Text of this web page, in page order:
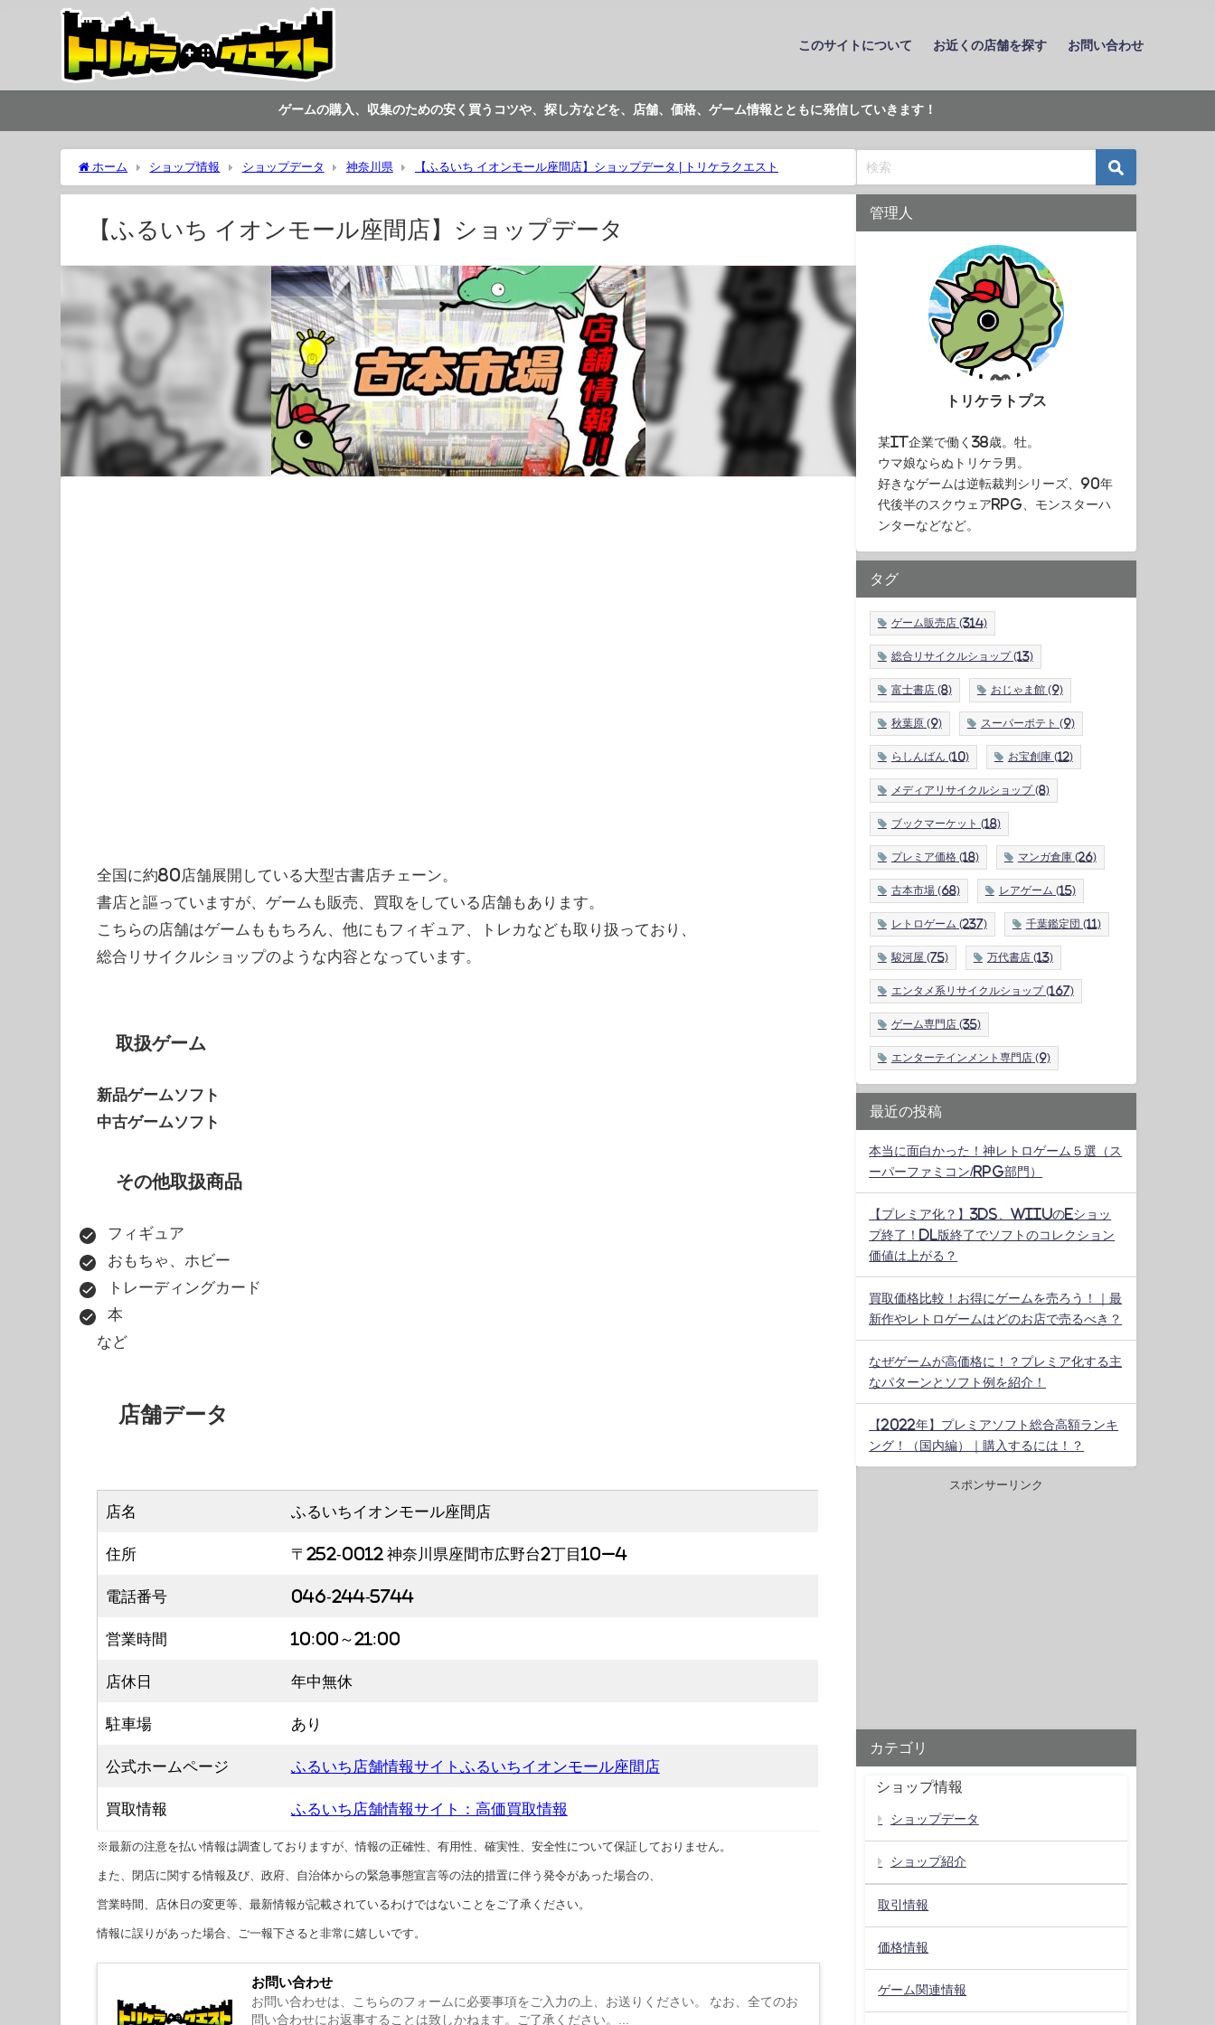
このサイトについて お近くの店舗を探す お問い合わせ
ゲームの購入、収集のための安く買うコツや、探し方などを、店舗、価格、ゲーム情報とともに発信していきます！
ホーム ショップ情報 ショップデータ 神奈川県 【ふるいち イオンモール座間店】ショップデータ | トリケラクエスト
【ふるいち イオンモール座間店】ショップデータ
全国に約80店舗展開している大型古書店チェーン。
書店と謳っていますが、ゲームも販売、買取をしている店舗もあります。
こちらの店舗はゲームももちろん、他にもフィギュア、トレカなども取り扱っており、
総合リサイクルショップのような内容となっています。
取扱ゲーム
新品ゲームソフト
中古ゲームソフト
その他取扱商品
フィギュア
おもちゃ、ホビー
トレーディングカード
本
など
店舗データ
店名 ふるいちイオンモール座間店
住所 〒252-0012 神奈川県座間市広野台2丁目10−4
電話番号 046-244-5744
営業時間 10:00～21:00
店休日 年中無休
駐車場 あり
公式ホームページ ふるいち店舗情報サイトふるいちイオンモール座間店
買取情報 ふるいち店舗情報サイト：高価買取情報
※最新の注意を払い情報は調査しておりますが、情報の正確性、有用性、確実性、安全性について保証しておりません。
また、閉店に関する情報及び、政府、自治体からの緊急事態宣言等の法的措置に伴う発令があった場合の、
営業時間、店休日の変更等、最新情報が記載されているわけではないことをご了承ください。
情報に誤りがあった場合、ご一報下さると非常に嬉しいです。
お問い合わせ
お問い合わせは、こちらのフォームに必要事項をご入力の上、お送りください。 なお、全てのお
問い合わせにお返事することは致しかねます。ご了承ください。...
管理人
トリケラトプス
某IT企業で働く38歳。牡。
ウマ娘ならぬトリケラ男。
好きなゲームは逆転裁判シリーズ、90年
代後半のスクウェアRPG、モンスターハ
ンターなどなど。
タグ
ゲーム販売店 (314)
総合リサイクルショップ(13)
富士書店 (8) おじゃま館(9)
秋葉原 (9) スーパーポテト (9)
らしんばん (10) お宝創庫 (12)
メディアリサイクルショップ(8)
ブックマーケット (18)
プレミア価格(18) マンガ倉庫 (26)
古本市場(68) レアゲーム (15)
レトロゲーム (237) 千葉鑑定団 (11)
駿河屋 (75) 万代書店 (13)
エンタメ系リサイクルショップ(167)
ゲーム専門店 (35)
エンターテインメント専門店 (9)
最近の投稿
本当に面白かった！神レトロゲーム５選（ス
ーパーファミコン/RPG部門）
【プレミア化？】3DS、WiiUのeショッ
プ終了！DL版終了でソフトのコレクション
価値は上がる？
買取価格比較！お得にゲームを売ろう！｜最
新作やレトロゲームはどのお店で売るべき？
なぜゲームが高価格に！？プレミア化する主
なパターンとソフト例を紹介！
【2022年】プレミアソフト総合高額ランキ
ング！（国内編）｜購入するには！？
スポンサーリンク
カテゴリ
ショップ情報
ショップデータ
ショップ紹介
取引情報
価格情報
ゲーム関連情報